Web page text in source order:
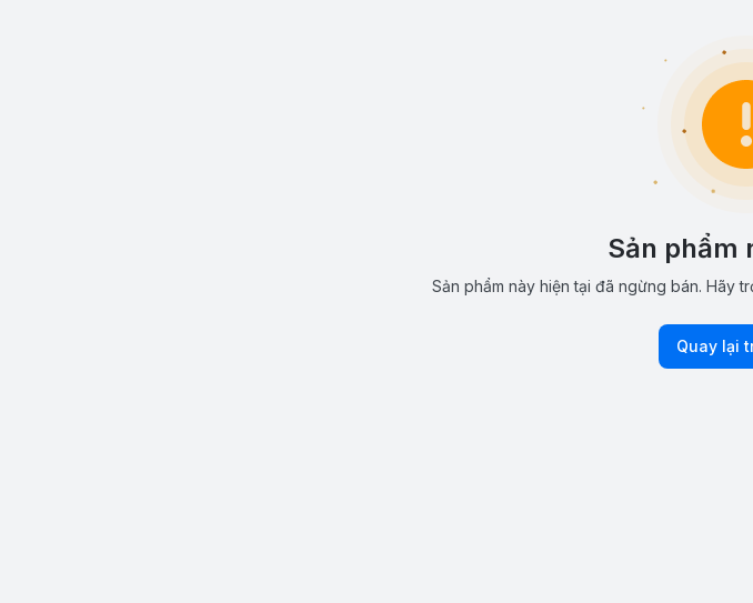
Sản phẩm
Sản phẩm này hiện tại đã ngừng bán. Hãy
Quay lại